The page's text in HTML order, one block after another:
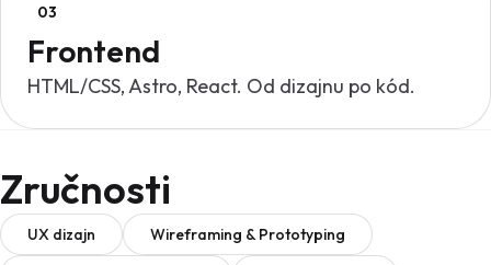
03
Frontend
HTML/CSS, Astro, React. Od dizajnu po kód.
Zručnosti
UX dizajn Wireframing & Prototyping